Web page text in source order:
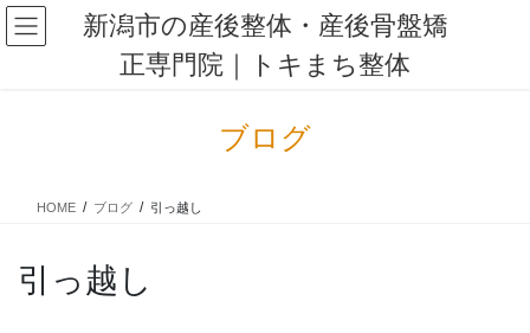
コ
ン
ナ
ビ
新潟市の産後整体・産後骨盤矯
正専門院｜トキまち整体
ブログ
HOME ブログ 引っ越し
引っ越し